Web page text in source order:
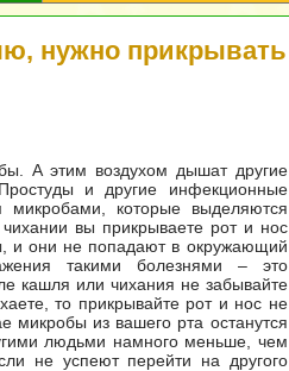
нужно прикрывать
А этим воздухом дышат другие
и другие инфекционные
микробами, которые выделяются
вы прикрываете рот и нос
и они не попадают в окружающий
такими болезнями – это
кашля или чихания не забывайте
то прикрывайте рот и нос не
микробы из вашего рта останутся
людьми намного меньше, чем
не успеют перейти на другого